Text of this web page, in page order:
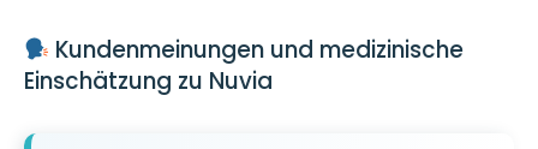
Kundenmeinungen und medizinische
Einschätzung zu Nuvia